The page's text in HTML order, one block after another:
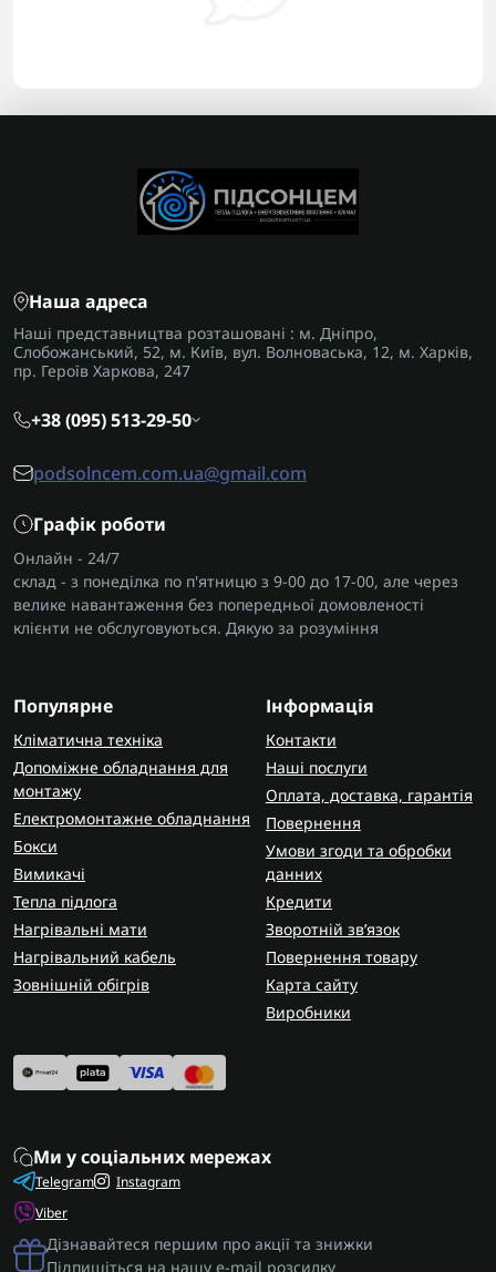
Наша адреса
Наші представництва розташовані : м. Дніпро,
Слобожанський, 52, м. Київ, вул. Волноваська, 12, м. Харків,
пр. Героїв Харкова, 247
+38 (095) 513-29-50
podsolncem.com.ua@gmail.com
Графік роботи
Онлайн - 24/7
склад - з понеділка по п'ятницю з 9-00 до 17-00, але через
велике навантаження без попередньої домовленості
клієнти не обслуговуються. Дякую за розуміння
Популярне
Кліматична техніка
Допоміжне обладнання для
монтажу
Електромонтажне обладнання
Бокси
Вимикачі
Тепла підлога
Нагрівальні мати
Нагрівальний кабель
Зовнішній обігрів
Інформація
Контакти
Наші послуги
Оплата, доставка, гарантія
Повернення
Умови згоди та обробки
данних
Кредити
Зворотній зв’язок
Повернення товару
Карта сайту
Виробники
Ми у соціальних мережах
Telegram
Viber
Instagram
Дізнавайтеся першим про акції та знижки
Підпишіться на нашу e-mail розсилку